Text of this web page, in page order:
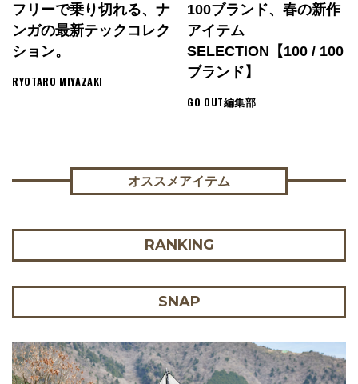
フリーで乗り切れる、ナ
ンガの最新テックコレク
ション。
RYOTARO MIYAZAKI
100ブランド、春の新作
アイテム
SELECTION【100 / 100
ブランド】
GO OUT編集部
オススメアイテム
RANKING
SNAP